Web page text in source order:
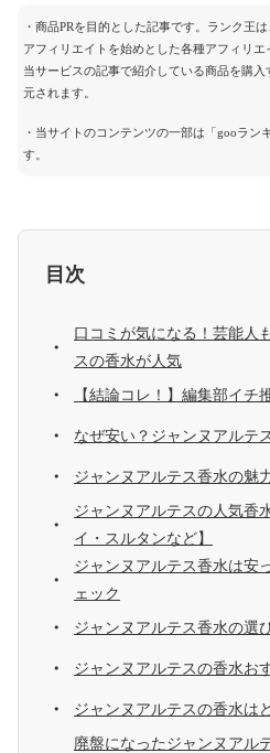
・商品PRを目的とした記事です。ランク王
アフィリエイトを始めとした各種アフィリエ
当サービスの記事で紹介している商品を購
元されます。
・当サイトのコンテンツの一部は「gooラン
す。
目次
口コミが気になる！芸能人
スの香水が人気
【結論コレ！】編集部イチ
なぜ安い？ジャンヌアルテ
ジャンヌアルテス香水の魅
ジャンヌアルテスの人気香
イ・スルタンなど】
ジャンヌアルテス香水は安
ェック
ジャンヌアルテス香水の選
ジャンヌアルテスの香水お
ジャンヌアルテスの香水は
廃盤になったジャンヌアル